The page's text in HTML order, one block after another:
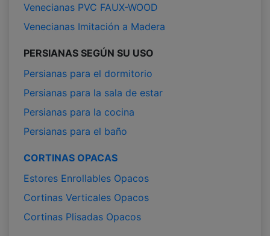
Venecianas PVC FAUX-WOOD
Venecianas Imitación a Madera
PERSIANAS SEGÚN SU USO
Persianas para el dormitorio
Persianas para la sala de estar
Persianas para la cocina
Persianas para el baño
CORTINAS OPACAS
Estores Enrollables Opacos
Cortinas Verticales Opacos
Cortinas Plisadas Opacos